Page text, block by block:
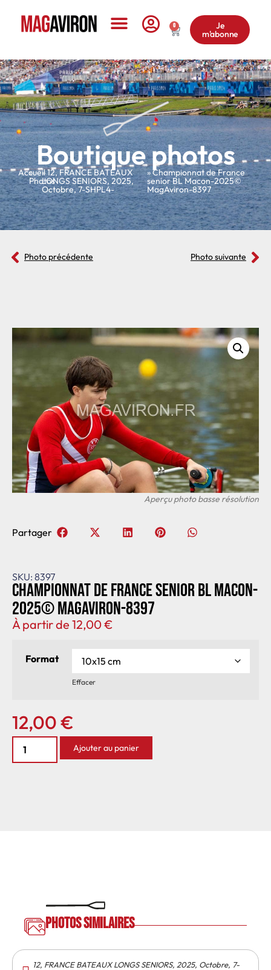
0 Je
m'abonne
Boutique photos
Accueil
»
Photos
»12,FRANCE BATEAUX
LONGS SENIORS,2025,
Octobre,7-SHPL4-
» Championnat de France
senior BL Macon-2025©
MagAviron-8397
Photo précédente Photo suivante
SKU: 8397
Championnat de France senior BL Macon-
2025© MagAviron-8397
À partir de 12,00€
Format
Effacer
12,00€
Ajouter au panier
Partager
Photos similaires
12, FRANCE BATEAUX LONGS SENIORS, 2025, Octobre, 7-